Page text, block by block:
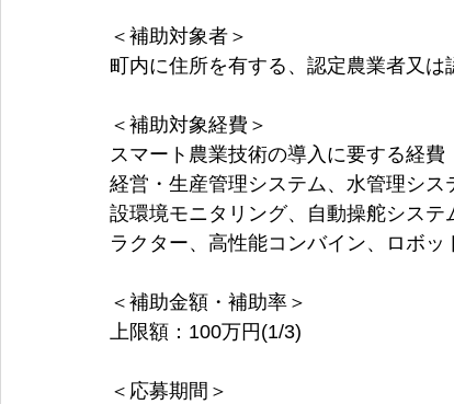
＜補助対象者＞
町内に住所を有する、認定農業者又
＜補助対象経費＞
スマート農業技術の導入に要する経費
経営・生産管理システム、水管理シ
設環境モニタリング、自動操舵シス
ラクター、高性能コンバイン、ロボッ
＜補助金額・補助率＞
上限額：100万円(1/3)
＜応募期間＞